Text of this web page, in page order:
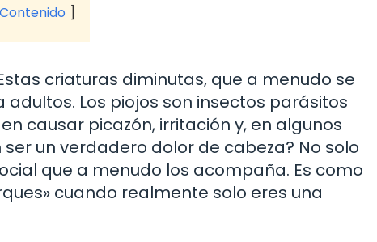
criaturas diminutas, que a menudo se
Los piojos son insectos parásitos
causar picazón, irritación y, en algunos
un verdadero dolor de cabeza? No solo
que a menudo los acompaña. Es como
cuando realmente solo eres una